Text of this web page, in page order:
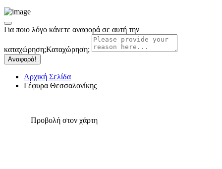
Για ποιο λόγο κάνετε αναφορά σε αυτή την
καταχώρηση;Καταχώρηση;
Αναφορά!
Αρχική Σελίδα
Γέφυρα Θεσσαλονίκης
Προβολή στον χάρτη